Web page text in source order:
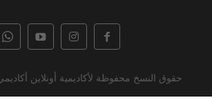
حقوق النسخ محفوظة لأكاديمية أونلاين